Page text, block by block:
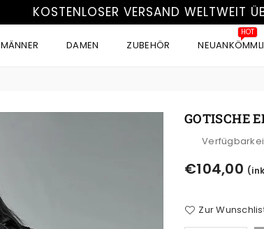
KOSTENLOSER VERSAND WELTWEIT
MÄNNER DAMEN ZUBEHÖR
HOT
GOTISCHE
Normaler
€104,00
Zur